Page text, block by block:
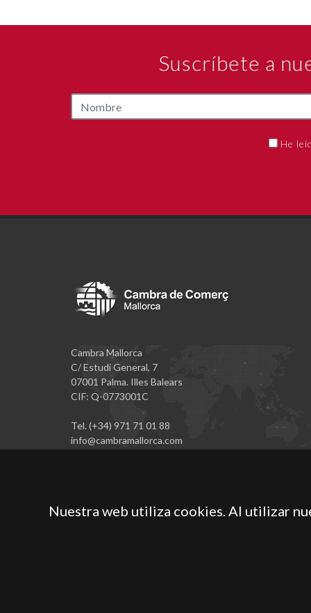
Suscríbete a
He
Cambra Mallorca
C/ Estudi General, 7
07001 Palma. Illes Balears
CIF: Q-0773001C
Tel. (+34) 971 71 01 88
info@cambramallorca.com
Nuestra web utiliza cookies. Al utilizar